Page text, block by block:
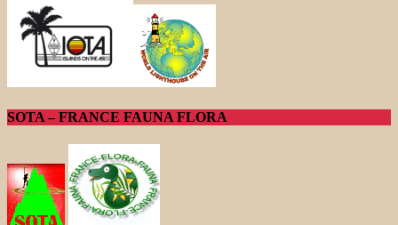
SOTA – FRANCE FAUNA FLORA